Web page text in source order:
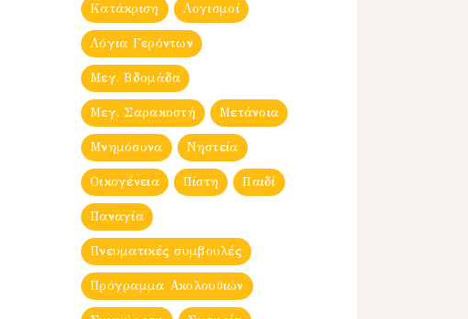
Κατάκριση Λογισμοί
Λόγια Γερόντων
Μεγ. Βδομἀδα
Μεγ. Σαρακοστή Μετάνοια
Μνημόσυνα Νηστεία
Οικογένεια Πίστη Παιδί
Παναγία
Πνευματικές συμβουλές
Πρόγραμμα Ακολουθιών